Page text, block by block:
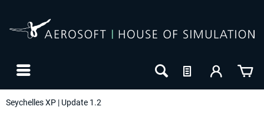
Seychelles XP | Update 1.2